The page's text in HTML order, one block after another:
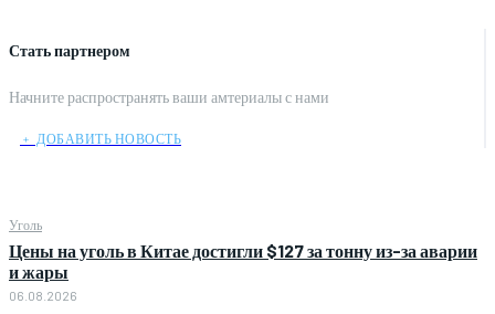
Стать партнером
Начните распространять ваши амтериалы с нами
﹢ ДОБАВИТЬ НОВОСТЬ
Уголь
Цены на уголь в Китае достигли $127 за тонну из-за аварии
и жары
06.08.2026